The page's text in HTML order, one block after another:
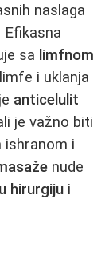
naslaga
sa limfnom
i uklanja
anticelulit
je važno biti
ishranom i
nude
hirurgiju i